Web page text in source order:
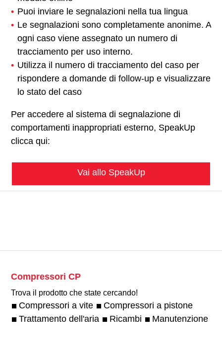
Puoi inviare le segnalazioni nella tua lingua
Le segnalazioni sono completamente anonime. A
ogni caso viene assegnato un numero di
tracciamento per uso interno.
Utilizza il numero di tracciamento del caso per
rispondere a domande di follow-up e visualizzare
lo stato del caso
Per accedere al sistema di segnalazione di
comportamenti inappropriati esterno, SpeakUp
clicca qui:
Vai allo SpeakUp
Compressori CP
Trova il prodotto che state cercando!
Compressori a vite
Compressori a pistone
Trattamento dell'aria
Ricambi Manutenzione